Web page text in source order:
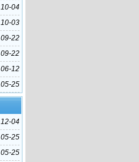
10-04
10-03
09-22
09-22
06-12
05-25
12-04
05-25
05-25